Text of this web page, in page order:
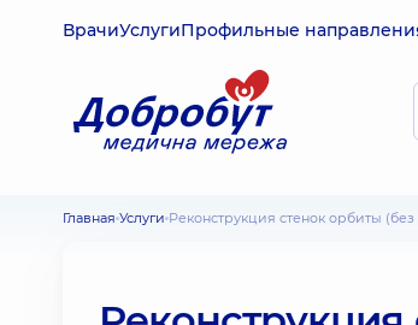
ВрачиУслугиПрофильные
Главная Услуги Реконструкция стенок орбиты